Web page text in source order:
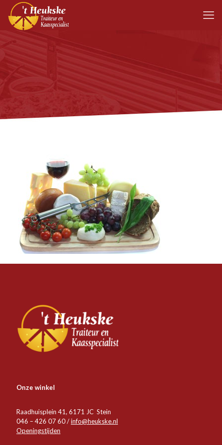
Onze winkel
Raadhuisplein 41, 6171 JC Stein
046 – 426 07 60 /info@heukske.nl
Openingstijden